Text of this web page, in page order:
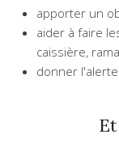
apporter un
aider à faire
caissière,
donner